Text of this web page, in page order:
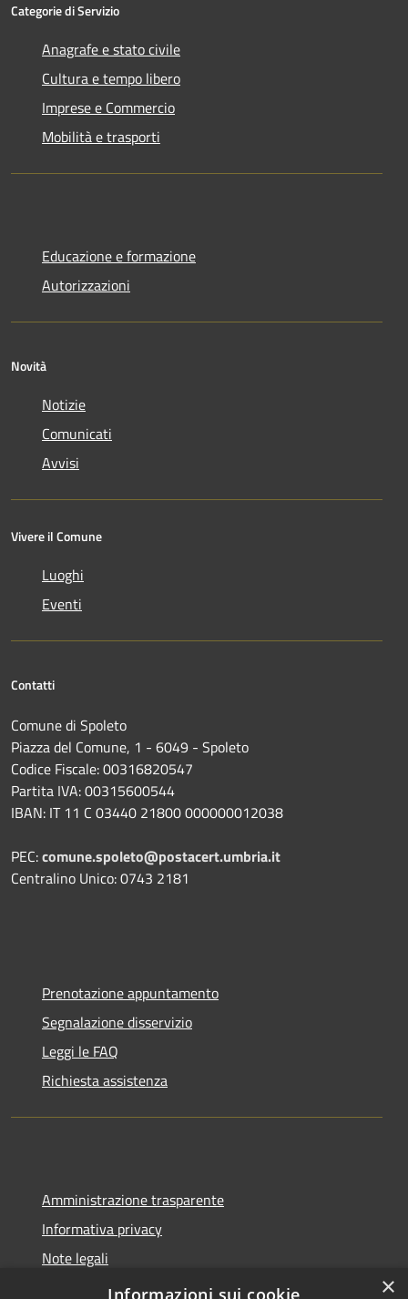
Categorie di Servizio
Anagrafe e stato civile
Cultura e tempo libero
Imprese e Commercio
Mobilità e trasporti
Educazione e formazione
Autorizzazioni
Novità
Notizie
Comunicati
Avvisi
Vivere il Comune
Luoghi
Eventi
Contatti
Comune di Spoleto
Piazza del Comune, 1 - 6049 - Spoleto
Codice Fiscale: 00316820547
Partita IVA: 00315600544
IBAN: IT 11 C 03440 21800 000000012038
PEC:comune.spoleto@postacert.umbria.it
Centralino Unico: 0743 2181
Prenotazione appuntamento
Segnalazione disservizio
Leggi le FAQ
Richiesta assistenza
Amministrazione trasparente
Informativa privacy
Note legali
Dichiarazione di accessibilità
×
Informazioni sui cookie